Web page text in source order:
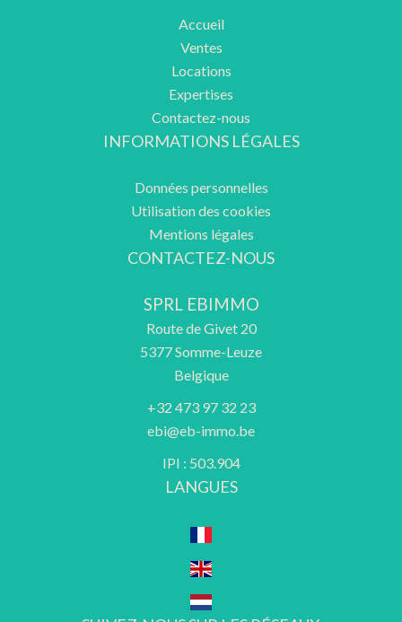
Accueil
Ventes
Locations
Expertises
Contactez-nous
INFORMATIONS LÉGALES
Données personnelles
Utilisation des cookies
Mentions légales
CONTACTEZ-NOUS
SPRL EBIMMO
Route de Givet 20
5377Somme-Leuze
Belgique
+32 473 97 32 23
ebi@eb-immo.be
IPI : 503.904
LANGUES